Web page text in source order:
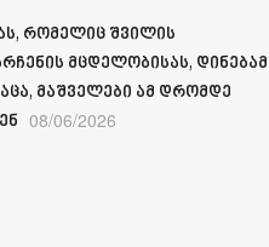
რომელიც შვილის
მცდელობისას, დინებამ
მაშველები ამ დრომდე
08/06/2026